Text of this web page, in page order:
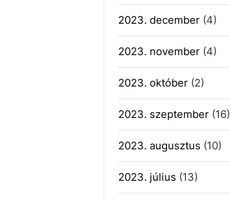
2023. december(4)
2023. november(4)
2023. október(2)
2023. szeptember(16)
2023. augusztus (10)
2023. július (13)